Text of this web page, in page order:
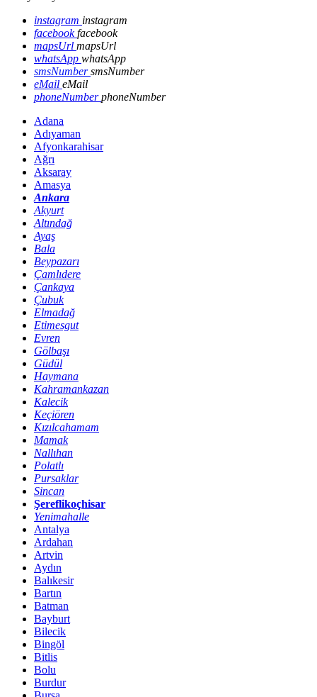
instagram instagram
facebookfacebook
mapsUrl mapsUrl
whatsApp whatsApp
smsNumbersmsNumber
eMail eMail
phoneNumberphoneNumber
Adana
Adıyaman
Afyonkarahisar
Ağrı
Aksaray
Amasya
Ankara
Akyurt
Altındağ
Ayaş
Bala
Beypazarı
Çamlıdere
Çankaya
Çubuk
Elmadağ
Etimesgut
Evren
Gölbaşı
Güdül
Haymana
Kahramankazan
Kalecik
Keçiören
Kızılcahamam
Mamak
Nallıhan
Polatlı
Pursaklar
Sincan
Şereflikoçhisar
Yenimahalle
Antalya
Ardahan
Artvin
Aydın
Balıkesir
Bartın
Batman
Bayburt
Bilecik
Bingöl
Bitlis
Bolu
Burdur